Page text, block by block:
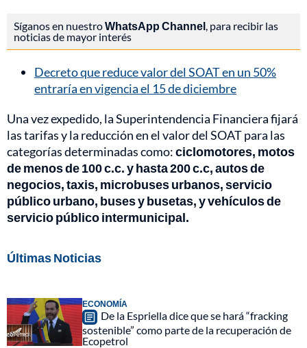
Síganos en nuestroWhatsApp Channel , para recibir las
noticias de mayor interés
Decreto que reduce valor del SOAT en un 50%
entraría en vigencia el 15 de diciembre
Una vez expedido, la Superintendencia Financiera fijará
las tarifas y la reducción en el valor del SOAT para las
categorías determinadas como:ciclomotores, motos
de menos de 100 c.c. y hasta 200 c.c, autos de
negocios, taxis, microbuses urbanos, servicio
público urbano, buses y busetas, y vehículos de
servicio público intermunicipal.
Últimas Noticias
ECONOMÍA
De la Espriella dice que se hará “fracking
sostenible” como parte de la recuperación de
Ecopetrol